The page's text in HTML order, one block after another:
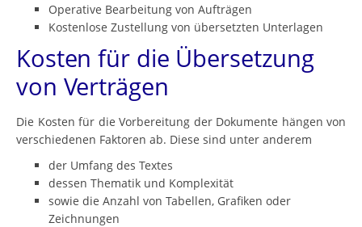
Operative Bearbeitung von Aufträgen
Kostenlose Zustellung von übersetzten Unterlagen
Kosten für die Übersetzung
von Verträgen
Die Kosten für die Vorbereitung der Dokumente hängen von
verschiedenen Faktoren ab. Diese sind unter anderem
der Umfang des Textes
dessen Thematik und Komplexität
sowie die Anzahl von Tabellen, Grafiken oder
Zeichnungen